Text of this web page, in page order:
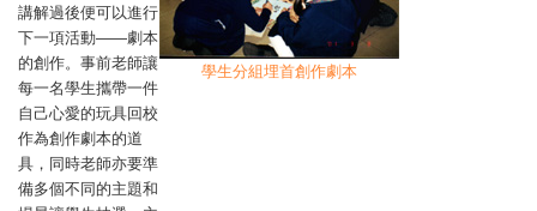
講解過後便可以進行
下一項活動——劇本
的創作。事前老師讓
每一名學生攜帶一件
自己心愛的玩具回校
作為創作劇本的道
具，同時老師亦要準
備多個不同的主題和
學生分組埋首創作劇本